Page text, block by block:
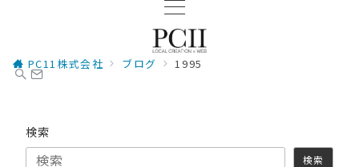
PC11株式会社 ブログ 1995
検索
検索